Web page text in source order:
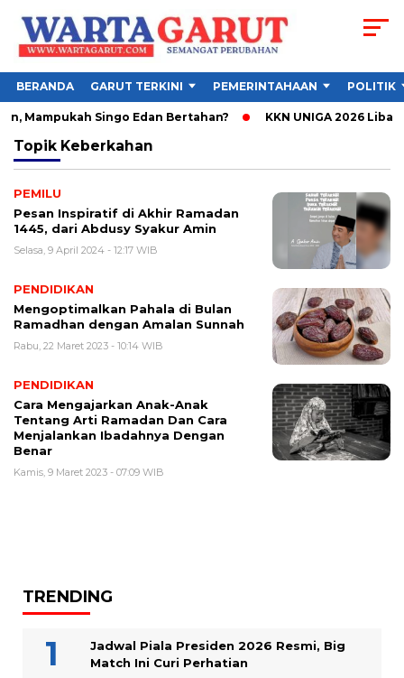
BERANDA GARUT TERKINI PEMERINTAHAAN POLITIK
Mampukah Singo Edan Bertahan? KKN UNIGA 2026
Topik Keberkahan
PEMILU
Pesan Inspiratif di Akhir Ramadan
1445, dari Abdusy Syakur Amin
Selasa, 9 April 2024 - 12:17 WIB
PENDIDIKAN
Mengoptimalkan Pahala di Bulan
Ramadhan dengan Amalan Sunnah
Rabu, 22 Maret 2023 - 10:14 WIB
PENDIDIKAN
Cara Mengajarkan Anak-Anak
Tentang Arti Ramadan Dan Cara
Menjalankan Ibadahnya Dengan
Benar
Kamis, 9 Maret 2023 - 07:09 WIB
TRENDING
Jadwal Piala Presiden 2026 Resmi, Big
Match Ini Curi Perhatian